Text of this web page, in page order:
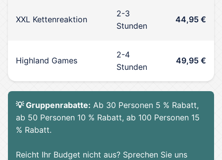
XXL Kettenreaktion
2-3
Stunden
44,95 €
Highland Games
2-4
Stunden
49,95 €
💡 Gruppenrabatte: Ab 30 Personen 5 % Rabatt,
ab 50 Personen 10 % Rabatt, ab 100 Personen 15
% Rabatt.
Reicht Ihr Budget nicht aus? Sprechen Sie uns